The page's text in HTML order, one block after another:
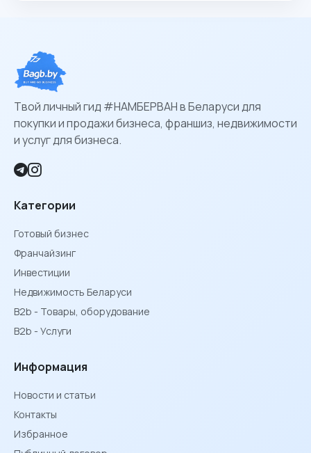
Твой личный гид #НАМБЕРВАН в Беларуси для
покупки и продажи бизнеса, франшиз, недвижимости
и услуг для бизнеса.
Категории
Готовый бизнес
Франчайзинг
Инвестиции
Недвижимость Беларуси
B2b - Товары, оборудование
B2b - Услуги
Информация
Новости и статьи
Контакты
Избранное